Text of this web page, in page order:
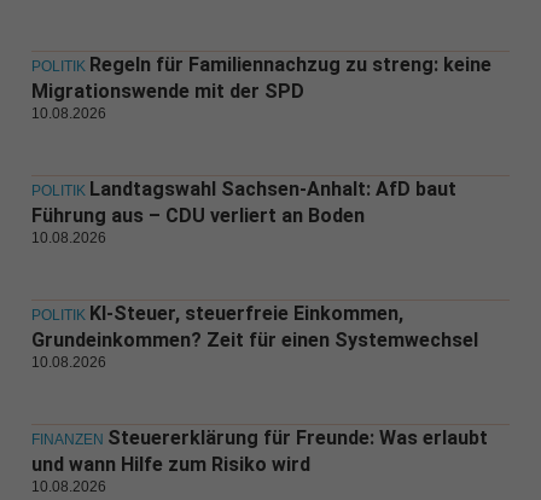
POLITIK Regeln für Familiennachzug zu streng: keine
Migrationswende mit der SPD
10.08.2026
POLITIK Landtagswahl Sachsen-Anhalt: AfD baut
Führung aus – CDU verliert an Boden
10.08.2026
POLITIK KI-Steuer, steuerfreie Einkommen,
Grundeinkommen? Zeit für einen Systemwechsel
10.08.2026
FINANZEN Steuererklärung für Freunde: Was erlaubt
und wann Hilfe zum Risiko wird
10.08.2026